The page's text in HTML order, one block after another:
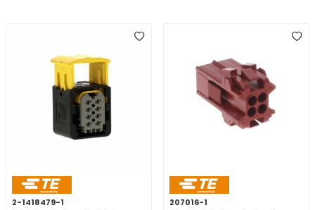
2-1418479-1 207016-1